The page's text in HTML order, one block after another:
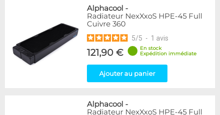
Alphacool -
Radiateur NexXxoS HPE-45 Full
Cuivre 360
5/5 - 1 avis
121,90 €
En stock
Expédition immédiate
Ajouter au panier
Alphacool -
Radiateur NexXxoS HPE-45 Full